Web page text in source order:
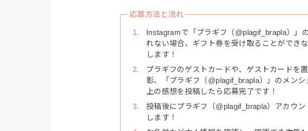
応募方法と流れ
Instagramで「プラギフ（@plagif_brapla）
れない場合、ギフト券を受け取ることができ
します！
プラギフのゲストカードや、ゲストカードを
影、「プラギフ（@plagif_brapla）」のメン
上の感想を投稿したら応募完了です！
投稿後にプラギフ（@plagif_brapla）アカウ
します！